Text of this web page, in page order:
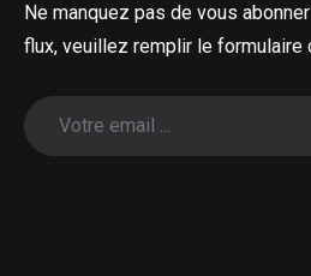
Ne manquez pas de vous
flux, veuillez remplir le formulaire